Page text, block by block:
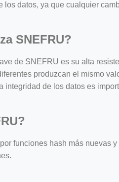
los datos, ya que cualquier
SNEFRU?
de SNEFRU es su alta
produzcan el mismo
integridad de los datos es
funciones hash más nuevas